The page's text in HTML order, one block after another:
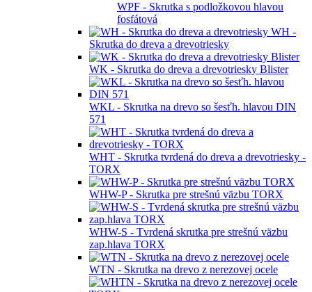
WPF - Skrutka s podložkovou hlavou
fosfátová
WH -
Skrutka do dreva a drevotriesky
WK - Skrutka do dreva a drevotriesky Blister
WKL - Skrutka na drevo so šesťh. hlavou DIN
571
WHT - Skrutka tvrdená do dreva a drevotriesky -
TORX
WHW-P - Skrutka pre strešnú väzbu TORX
WHW-S - Tvrdená skrutka pre strešnú väzbu
zap.hlava TORX
WTN - Skrutka na drevo z nerezovej ocele